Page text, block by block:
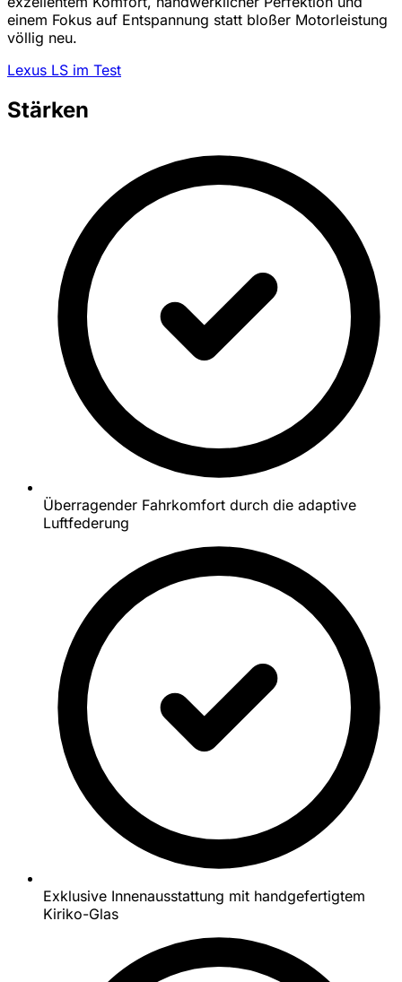
einem Fokus auf Entspannung statt bloßer Motorleistung
völlig neu.
Lexus LS im Test
Stärken
Überragender Fahrkomfort durch die adaptive
Luftfederung
Exklusive Innenausstattung mit handgefertigtem
Kiriko-Glas